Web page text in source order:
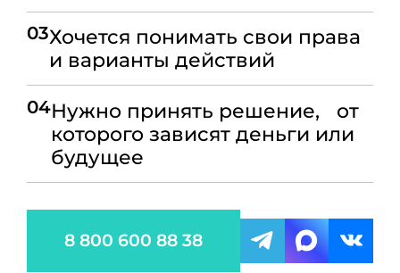
03Хочется понимать свои права
и варианты действий
04Нужно принять решение, от
которого зависят деньги или
будущее
8 800 600 88 38